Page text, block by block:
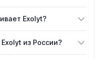
Exolyt?
из России?